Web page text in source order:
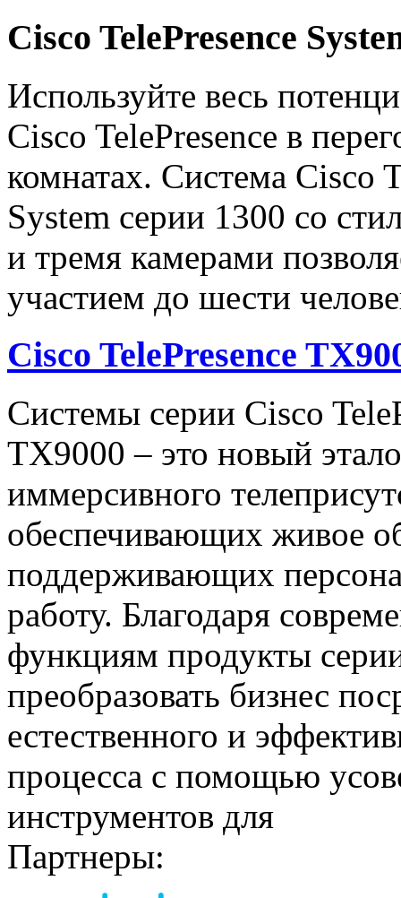
Cisco TelePresence
Используйте весь
Cisco TelePresence в
комнатах. Система Cisco
System серии 1300 со
и тремя камерами
участием до шести
Cisco TelePresence
Системы серии Cisco
TX9000 – это новый
иммерсивного
обеспечивающих живое
поддерживающих
работу. Благодаря
функциям продукты
преобразовать бизнес
естественного и
процесса с помощью
инструментов для
Партнеры: